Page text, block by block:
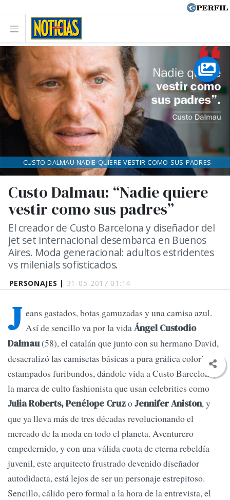
PERSONAJES | 31-05-2017 01:14
Custo Dalmau: “Nadie quiere
vestir como sus padres”
El creador de Custo Barcelona y diseñador del
jet set internacional desembarca en Buenos
Aires. Moda generacional: adultos estridentes
vs milenials sofisticados.
CUSTO-DALMAU-NADIE-QUIERE-VESTIR-COMO-SUS-PADRES
J eans gastados, botas gamuzadas y una camisa azul.
Así de sencillo va por la vidaÁngel Custodio
Dalmau(58), el catalán que junto con su hermano David,
desacralizó las camisetas básicas a pura gráfica colorida y
estampados furibundos, dándole vida a Custo Barcelona,
la marca de culto fashionista que usan celebrities como
Julia Roberts, Penélope CruzoJennifer Aniston, y
que ya lleva más de tres décadas revolucionando el
mercado de la moda en todo el planeta. Aventurero
empedernido, y con una válida cuota de eterna rebeldía
juvenil, este arquitecto frustrado devenido diseñador
autodidacta, está lejos de ser un personaje estrepitoso.
Sencillo, cálido pero formal a la hora de la entrevista, el